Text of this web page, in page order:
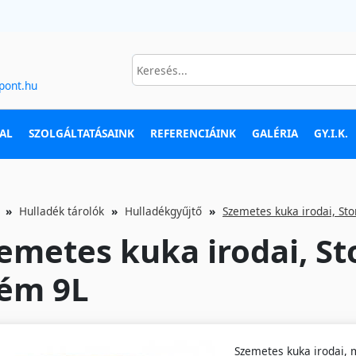
SZOLGÁLTATÁSAINK REFERENCIÁINK GALÉRIA GY.I.K.
Hulladék tárolók Hulladékgyűjtő Szemetes kuka irodai,
kuka irodai,
9L
Szemetes kuka irodai,